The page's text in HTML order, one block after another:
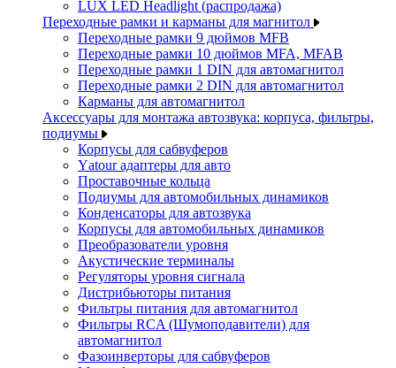
LUX LED Headlight (распродажа)
Переходные рамки и карманы для магнитол
Переходные рамки 9 дюймов MFB
Переходные рамки 10 дюймов MFA, MFAB
Переходные рамки 1 DIN для автомагнитол
Переходные рамки 2 DIN для автомагнитол
Карманы для автомагнитол
Аксессуары для монтажа автозвука: корпуса, фильтры,
подиумы
Корпусы для сабвуферов
Yаtour адаптеры для авто
Проставочные кольца
Подиумы для автомобильных динамиков
Конденсаторы для автозвука
Корпусы для автомобильных динамиков
Преобразователи уровня
Акустические терминалы
Регуляторы уровня сигнала
Дистрибьюторы питания
Фильтры питания для автомагнитол
Фильтры RCA (Шумоподавители) для
автомагнитол
Фазоинверторы для сабвуферов